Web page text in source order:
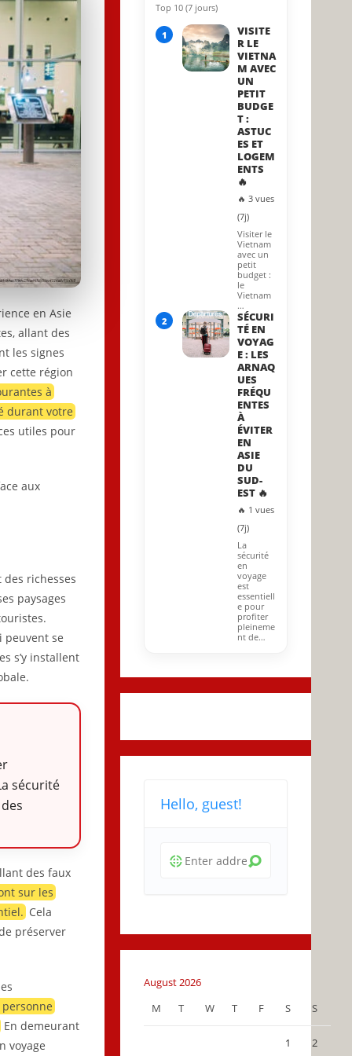
en Asie
allant des
les signes
cette région
à
durant votre
utiles pour
aux
richesses
paysages
peuvent se
s’y installent
sécurité
des faux
sur les
Cela
préserver
En demeurant
voyage
6 August 2025
Top 10 (7 jours)
1
VISITE
R LE
VIETNA
M AVEC
UN
PETIT
BUDGE
T :
ASTUC
ES ET
LOGEM
ENTS
🔥
🔥 3 vues
(7j)
Visiter le
Vietnam
avec un
petit
budget :
le
Vietnam
…
2
SÉCURI
TÉ EN
VOYAG
E : LES
ARNAQ
UES
FRÉQU
ENTES
À
ÉVITER
EN
ASIE
DU
SUD-
EST 🔥
🔥 1 vues
(7j)
La
sécurité
en
voyage
est
essentiell
e pour
profiter
pleineme
nt de…
Hello, guest!
August 2026
M
T W T F S S
1 2